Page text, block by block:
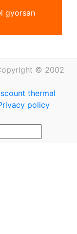
gyorsan
© 2002
thermal
policy